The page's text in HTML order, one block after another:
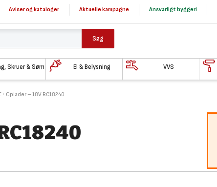
Aviser og kataloger Aktuelle kampagne Ansvarligt byggeri
Søg
Skruer & Søm El & Belysning VVS
Oplader – 18V RC18240